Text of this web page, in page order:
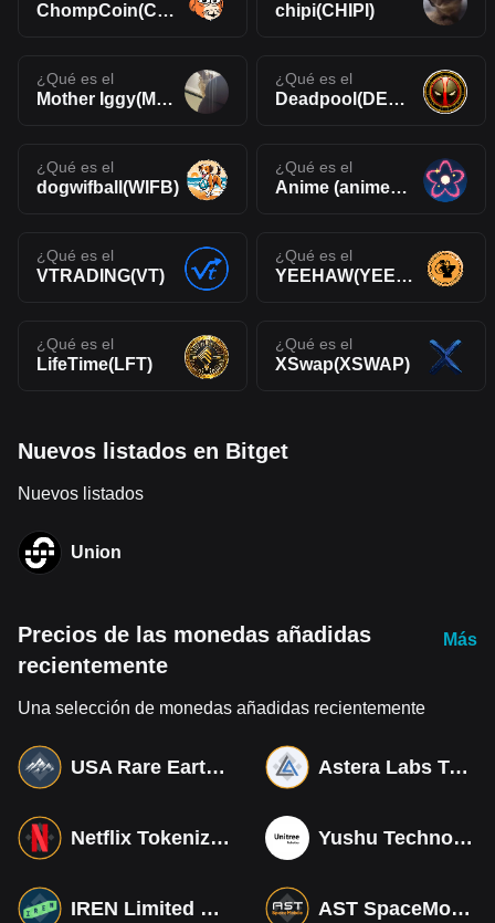
ChompCoin(CHOMP) chipi(CHIPI)
¿Qué es el
Mother Iggy(MOTHER)
¿Qué es el
Deadpool(DEAD)
¿Qué es el
dogwifball(WIFB)
¿Qué es el
Anime (animeonbase.art)(ANIME)
¿Qué es el
VTRADING(VT)
¿Qué es el
YEEHAW(YEEHAW)
¿Qué es el
LifeTime(LFT)
¿Qué es el
XSwap(XSWAP)
Nuevos listados en Bitget
Nuevos listados
Union
Precios de las monedas añadidas
recientemente
Más
Una selección de monedas añadidas recientemente
USA Rare Earth Tokenized bStocks Astera Labs Tokenized bStocks
Netflix Tokenized bStocks Yushu Technology Co (Derivatives)
IREN Limited Tokenized bStocks AST SpaceMobile Tokenized bStocks